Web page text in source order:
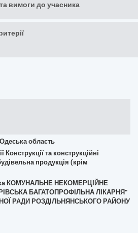
вимоги до учасника
Одеська область
Конструкції та конструкційні
продукція (крім
КОМУНАЛЬНЕ НЕКОМЕРЦІЙНЕ
БАГАТОПРОФІЛЬНА ЛІКАРНЯ"
РАДИ РОЗДІЛЬНЯНСЬКОГО РАЙОНУ